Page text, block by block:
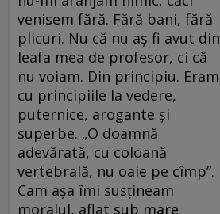
venisem fără. Fără bani, fără
plicuri. Nu că nu aș fi avut din
leafa mea de profesor, ci că
nu voiam. Din principiu. Eram
cu principiile la vedere,
puternice, arogante și
superbe. „O doamnă
adevărată, cu coloană
vertebrală, nu oaie pe cîmp”.
Cam așa îmi susțineam
moralul, aflat sub mare